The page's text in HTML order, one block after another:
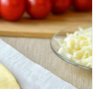
/ DETTAGLI